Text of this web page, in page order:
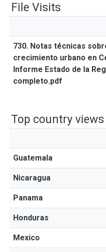
File Visits
730. Notas técnicas
crecimiento urbano en
Informe Estado de la
completo.pdf
Top country views
Guatemala
Nicaragua
Panama
Honduras
Mexico